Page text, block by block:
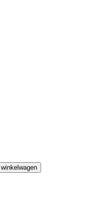
winkelwagen